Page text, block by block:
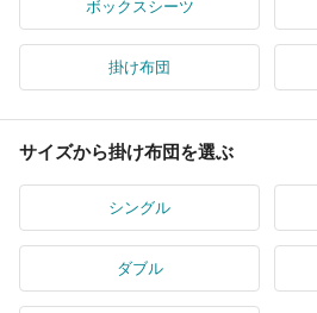
ボックスシーツ
掛け布団
サイズから掛け布団を選ぶ
シングル
ダブル